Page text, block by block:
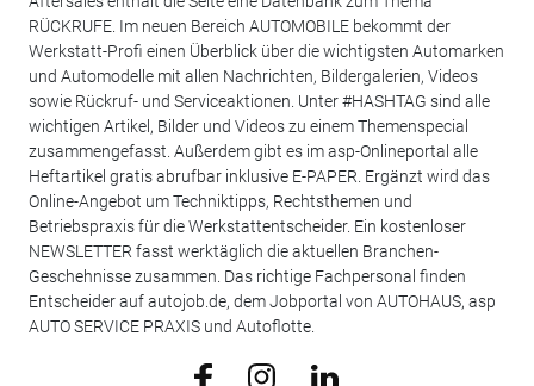
RÜCKRUFE. Im neuen Bereich AUTOMOBILE bekommt der
Werkstatt-Profi einen Überblick über die wichtigsten Automarken
und Automodelle mit allen Nachrichten, Bildergalerien, Videos
sowie Rückruf- und Serviceaktionen. Unter #HASHTAG sind alle
wichtigen Artikel, Bilder und Videos zu einem Themenspecial
zusammengefasst. Außerdem gibt es im asp-Onlineportal alle
Heftartikel gratis abrufbar inklusive E-PAPER. Ergänzt wird das
Online-Angebot um Techniktipps, Rechtsthemen und
Betriebspraxis für die Werkstattentscheider. Ein kostenloser
NEWSLETTER fasst werktäglich die aktuellen Branchen-
Geschehnisse zusammen. Das richtige Fachpersonal finden
Entscheider auf autojob.de, dem Jobportal von AUTOHAUS, asp
AUTO SERVICE PRAXIS und Autoflotte.